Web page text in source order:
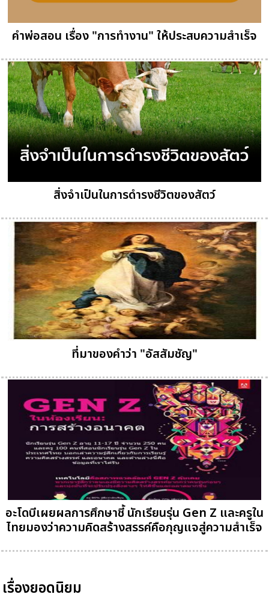
คำพ่อสอน เรื่อง "การทำงาน" ให้ประสบความสำเร็จ
สิ่งจำเป็นในการดำรงชีวิตของสัตว์
ที่มาของคำว่า "อัสสัมชัญ"
อะโดบีเผยผลการศึกษาชี้ นักเรียนรุ่น Gen Z และครูใน
ไทยมองว่าความคิดสร้างสรรค์คือกุญแจสู่ความสำเร็จ
เรื่องยอดนิยม